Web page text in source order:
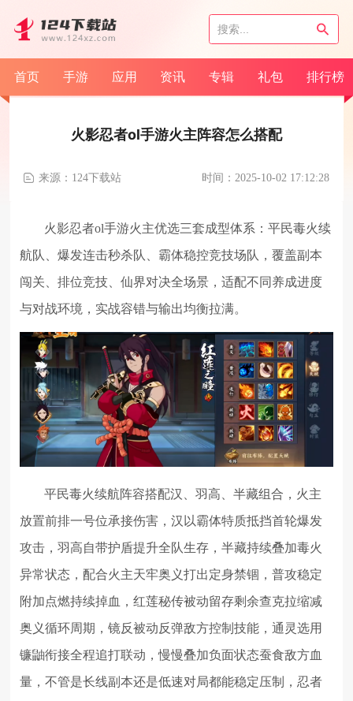
首页 手游 应用 资讯 专辑 礼包 排行榜
火影忍者ol手游火主阵容怎么搭配
来源：124下载站 时间：2025-10-02 17:12:28
火影忍者ol手游火主优选三套成型体系：平民毒火续
航队、爆发连击秒杀队、霸体稳控竞技场队，覆盖副本
闯关、排位竞技、仙界对决全场景，适配不同养成进度
与对战环境，实战容错与输出均衡拉满。
平民毒火续航阵容搭配汉、羽高、半藏组合，火主
放置前排一号位承接伤害，汉以霸体特质抵挡首轮爆发
攻击，羽高自带护盾提升全队生存，半藏持续叠加毒火
异常状态，配合火主天牢奥义打出定身禁锢，普攻稳定
附加点燃持续掉血，红莲秘传被动留存剩余查克拉缩减
奥义循环周期，镜反被动反弹敌方控制技能，通灵选用
镰鼬衔接全程追打联动，慢慢叠加负面状态蚕食敌方血
量，不管是长线副本还是低速对局都能稳定压制，忍者